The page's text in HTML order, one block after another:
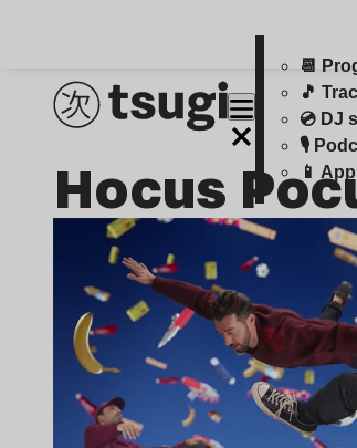
📆
🎵
💿 DJ
🎙️
📱
Hocus